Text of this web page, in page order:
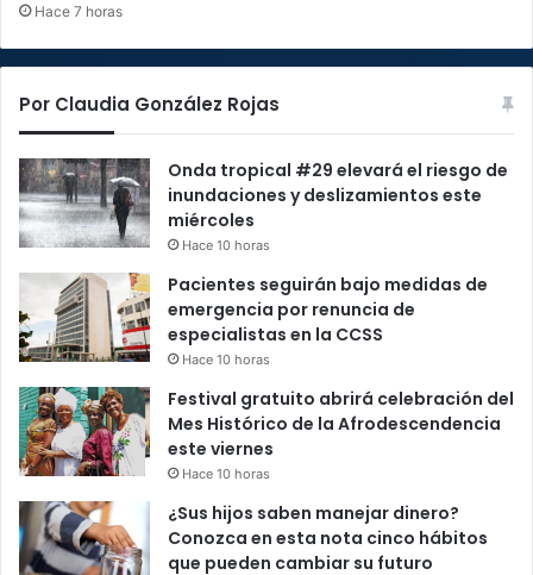
Hace 7 horas
Por Claudia González Rojas
Onda tropical #29 elevará el riesgo de
inundaciones y deslizamientos este
miércoles
Hace 10 horas
Pacientes seguirán bajo medidas de
emergencia por renuncia de
especialistas en la CCSS
Hace 10 horas
Festival gratuito abrirá celebración del
Mes Histórico de la Afrodescendencia
este viernes
Hace 10 horas
¿Sus hijos saben manejar dinero?
Conozca en esta nota cinco hábitos
que pueden cambiar su futuro